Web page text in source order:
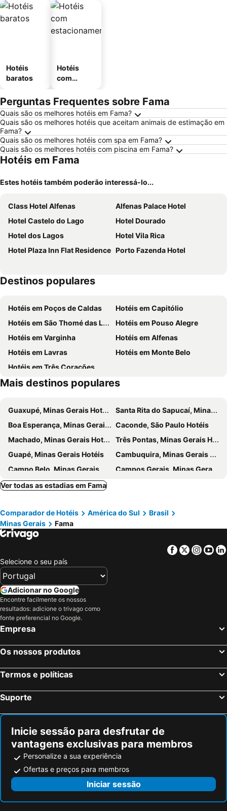
Hotéis
baratos
Hotéis
com
mento
Perguntas Frequentes sobre Fama
Quais são os melhores hotéis em Fama?
Quais são os melhores hotéis que aceitam animais de estimação em
Fama?
Quais são os melhores hotéis com spa em Fama?
Quais são os melhores hotéis com piscina em Fama?
Hotéis em Fama
Estes hotéis também poderão interessá-lo...
Class Hotel Alfenas
Alfenas Palace Hotel
Hotel Castelo do Lago
Hotel Dourado
Hotel dos Lagos
Hotel Vila Rica
Hotel Plaza Inn Flat Residence Porto Fazenda Hotel
Destinos populares
Hotéis em Poços de Caldas
Hotéis em Capitólio
Hotéis em São Thomé das Letras
Hotéis em Pouso Alegre
Hotéis em Varginha
Hotéis em Alfenas
Hotéis em Lavras
Hotéis em Monte Belo
Hotéis em Três Corações
Mais destinos populares
Guaxupé, Minas Gerais Hotéis
Santa Rita do Sapucaí, Minas Gerais Hotéis
Boa Esperança, Minas Gerais Hotéis
Caconde, São Paulo Hotéis
Machado, Minas Gerais Hotéis
Três Pontas, Minas Gerais Hotéis
Guapé, Minas Gerais Hotéis
Cambuquira, Minas Gerais Hotéis
Campo Belo, Minas Gerais Hotéis
Campos Gerais, Minas Gerais Hotéis
Coqueiral, Minas Gerais Hotéis
São José da Barra, Minas Gerais Hotéis
Diamantina, Minas Gerais Hotéis
Serro, Minas Gerais Hotéis
Augusto de Lima, Minas Gerais Hotéis
Rio de Janeiro, Rio de Janeiro Hotéis
Fortaleza, Ceará Hotéis
Natal, Rio Grande do Norte Hotéis
Foz do Iguaçu, Paraná Hotéis
Salvador, Bahia Hotéis
Porto Seguro, Bahia Hotéis
Ver todas as estadias em Fama
Comparador de Hotéis América do Sul
Brasil
Minas Gerais
Fama
Facebook
Twitter
Selecione o seu país
Adicionar no Google
Encontre facilmente os nossos
resultados: adicione o trivago como
fonte preferencial no Google.
Empresa
Os nossos produtos
Termos e políticas
Suporte
Inicie sessão para desfrutar de
vantagens exclusivas para membros
Personalize a sua experiência
Ofertas e preços para membros
Iniciar sessão